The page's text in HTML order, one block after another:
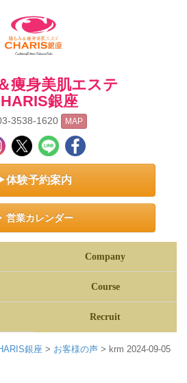
痩身美肌エステ
銀座
3538-1620 MAP
体験予約案内
営業カレンダー
Company
Course
Recruit
銀座 > お客様の声 > krm 2024-09-05